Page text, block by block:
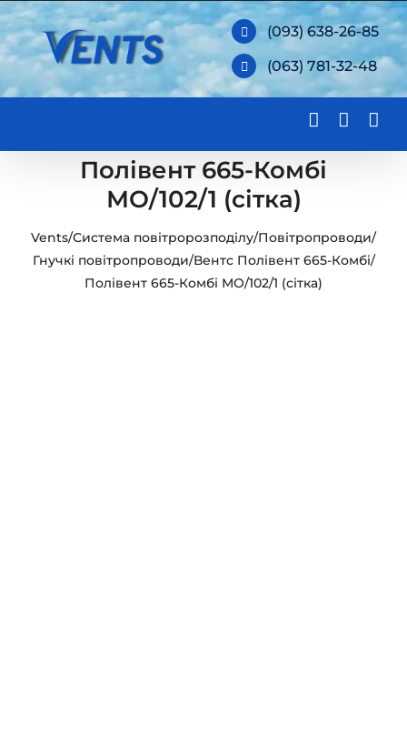
Skip
to
content
(093) 638-26-85
(063) 781-32-48
Полівент 665-Комбі
МО/102/1 (сітка)
Vents/Система повітророзподілу/Повітропроводи/
Гнучкі повітропроводи/Вентс Полівент 665-Комбі/
Полівент 665-Комбі МО/102/1 (сітка)